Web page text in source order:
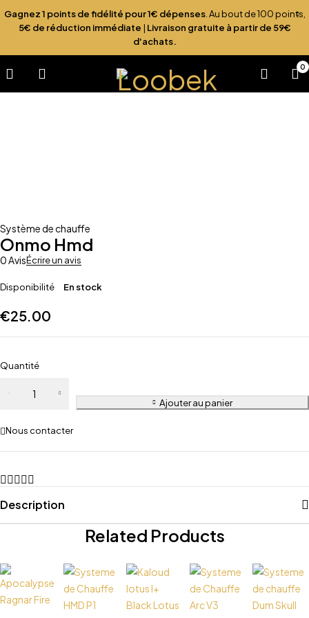
Gagnez 1 points de fidélité pour 1€ dépenses. Au bout de 100 points,
5€ de réduction immédiate | Livraison gratuite à partir de 59€
d'achats.
0
Système de chauffe
Onmo Hmd
0 AvisÉcrire un avis
Disponibilité En stock
€25.00
Quantité
Ajouter au panier
Nous contacter
Description
Related Products